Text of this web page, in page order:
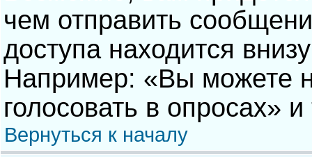
чем отправить
доступа находится
Например: «Вы можете
голосовать в опросах» и
Вернуться к началу